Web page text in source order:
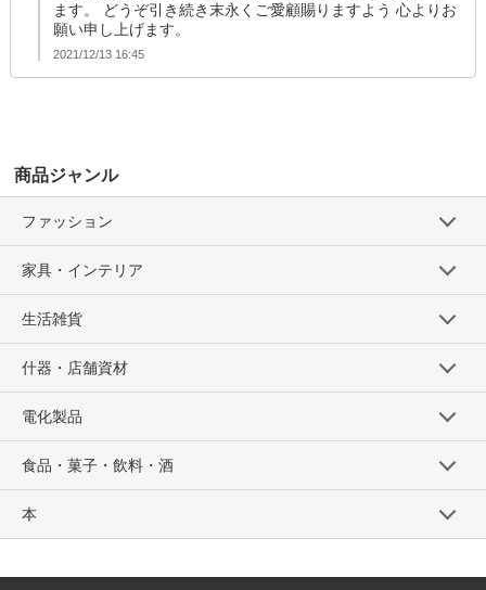
ます。 どうぞ引き続き末永くご愛顧賜りますよう 心よりお
願い申し上げます。
2021/12/13 16:45
商品ジャンル
ファッション
家具・インテリア
生活雑貨
什器・店舗資材
電化製品
食品・菓子・飲料・酒
本